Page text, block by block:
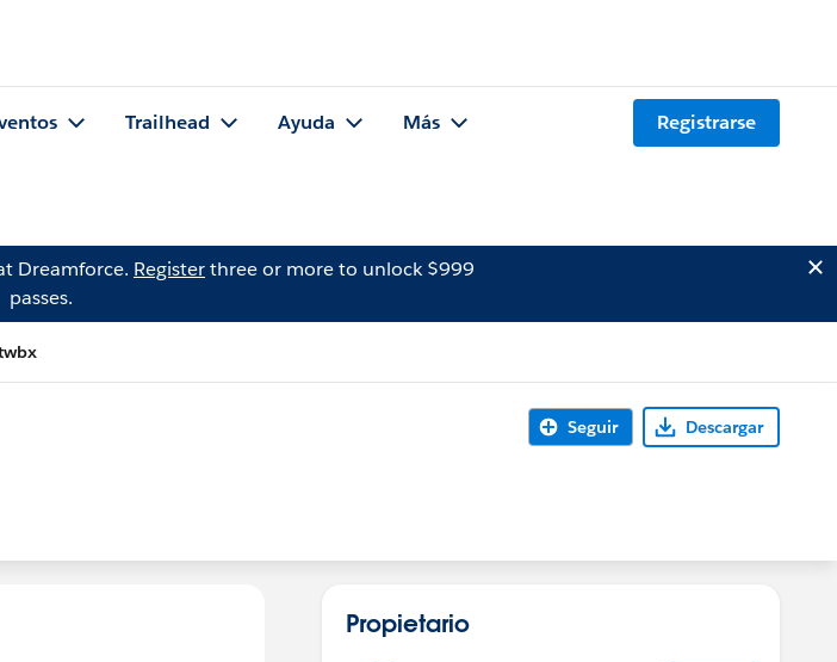
Trailhead Ayuda Más Registrarse
Dreamforce. Registerthree or more to unlock $999
passes.
Seguir Descargar
Propietario